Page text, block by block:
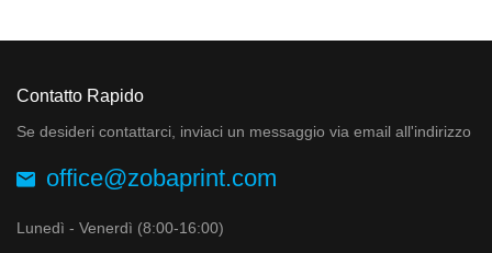
Contatto Rapido
Se desideri contattarci, inviaci un messaggio via email all'indirizzo
office@zobaprint.com
Lunedì - Venerdì (8:00-16:00)